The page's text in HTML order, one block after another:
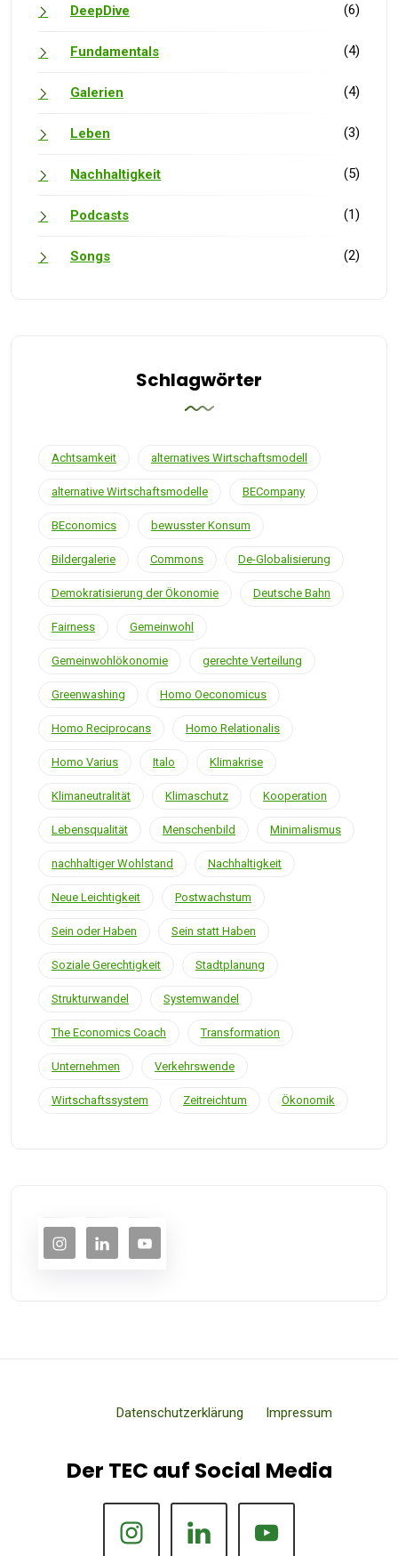
DeepDive (6)
Fundamentals (4)
Galerien (4)
Leben (3)
Nachhaltigkeit (5)
Podcasts (1)
Songs (2)
Schlagwörter
Achtsamkeit alternatives Wirtschaftsmodell
alternative Wirtschaftsmodelle BECompany
BEconomics bewusster Konsum
Bildergalerie Commons De-Globalisierung
Demokratisierung der Ökonomie Deutsche Bahn
Fairness Gemeinwohl
Gemeinwohlökonomie gerechte Verteilung
Greenwashing Homo Oeconomicus
Homo Reciprocans Homo Relationalis
Homo Varius Italo Klimakrise
Klimaneutralität Klimaschutz Kooperation
Lebensqualität Menschenbild Minimalismus
nachhaltiger Wohlstand Nachhaltigkeit
Neue Leichtigkeit Postwachstum
Sein oder Haben Sein statt Haben
Soziale Gerechtigkeit Stadtplanung
Strukturwandel Systemwandel
The Economics Coach Transformation
Unternehmen Verkehrswende
Wirtschaftssystem Zeitreichtum Ökonomik
Datenschutzerklärung Impressum
Der TEC auf Social Media